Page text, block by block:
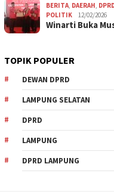
BERITA, DAERAH,
POLITIK
12/02/2026
Winarti Buka
TOPIK POPULER
DEWAN DPRD
LAMPUNG SELATAN
DPRD
LAMPUNG
DPRD LAMPUNG